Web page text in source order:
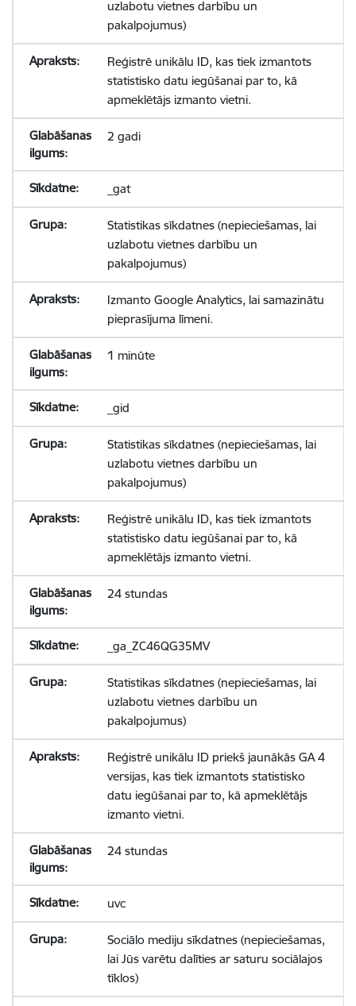
uzlabotu vietnes darbību un
pakalpojumus)
Reģistrē unikālu ID, kas tiek izmantots
statistisko datu iegūšanai par to, kā
apmeklētājs izmanto vietni.
2 gadi
_gat
Statistikas sīkdatnes (nepieciešamas, lai
uzlabotu vietnes darbību un
pakalpojumus)
Izmanto Google Analytics, lai samazinātu
pieprasījuma līmeni.
1 minūte
_gid
Statistikas sīkdatnes (nepieciešamas, lai
uzlabotu vietnes darbību un
pakalpojumus)
Reģistrē unikālu ID, kas tiek izmantots
statistisko datu iegūšanai par to, kā
apmeklētājs izmanto vietni.
24 stundas
_ga_ZC46QG35MV
Statistikas sīkdatnes (nepieciešamas, lai
uzlabotu vietnes darbību un
pakalpojumus)
Reģistrē unikālu ID priekš jaunākās GA 4
versijas, kas tiek izmantots statistisko
datu iegūšanai par to, kā apmeklētājs
izmanto vietni.
24 stundas
uvc
Sociālo mediju sīkdatnes (nepieciešamas,
lai Jūs varētu dalīties ar saturu sociālajos
tīklos)